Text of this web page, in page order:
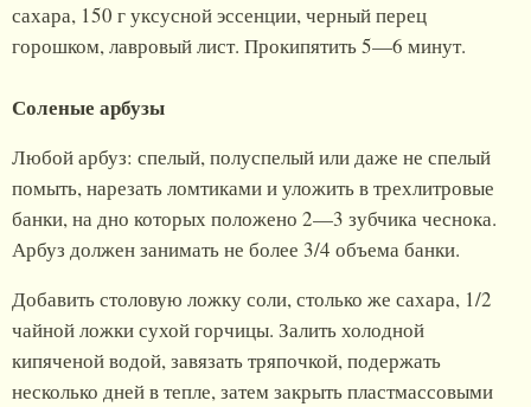
сахара, 150 г уксусной эссенции, черный перец
горошком, лавровый лист. Прокипятить 5—6 минут.
Соленые арбузы
Любой арбуз: спелый, полуспелый или даже не спелый
помыть, нарезать ломтиками и уложить в трехлитровые
банки, на дно которых положено 2—3 зубчика чеснока.
Арбуз должен занимать не более 3/4 объема банки.
Добавить столовую ложку соли, столько же сахара, 1/2
чайной ложки сухой горчицы. Залить холодной
кипяченой водой, завязать тряпочкой, подержать
несколько дней в тепле, затем закрыть пластмассовыми